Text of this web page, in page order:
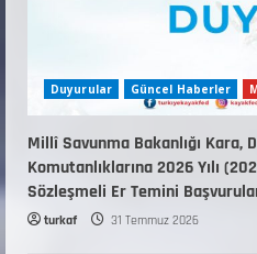
Duyurular Güncel Haberler
Millî Savunma Bakanlığı Kara,
Komutanlıklarına 2026 Yılı
Sözleşmeli Er Temini
turkaf 31 Temmuz 2026